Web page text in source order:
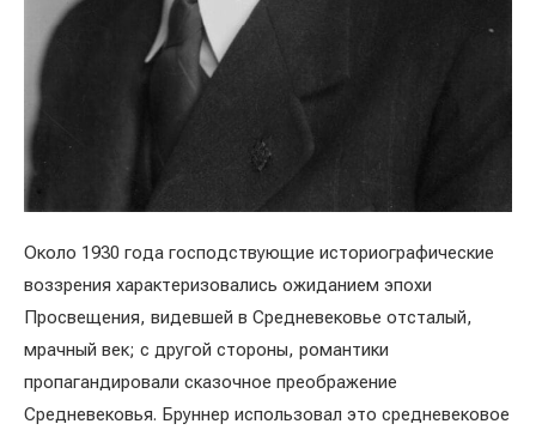
Около 1930 года господствующие историографические
воззрения характеризовались ожиданием эпохи
Просвещения, видевшей в Средневековье отсталый,
мрачный век; с другой стороны, романтики
пропагандировали сказочное преображение
Средневековья. Бруннер использовал это средневековое